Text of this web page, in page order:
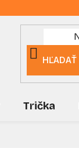
HĽADAŤ
Trička